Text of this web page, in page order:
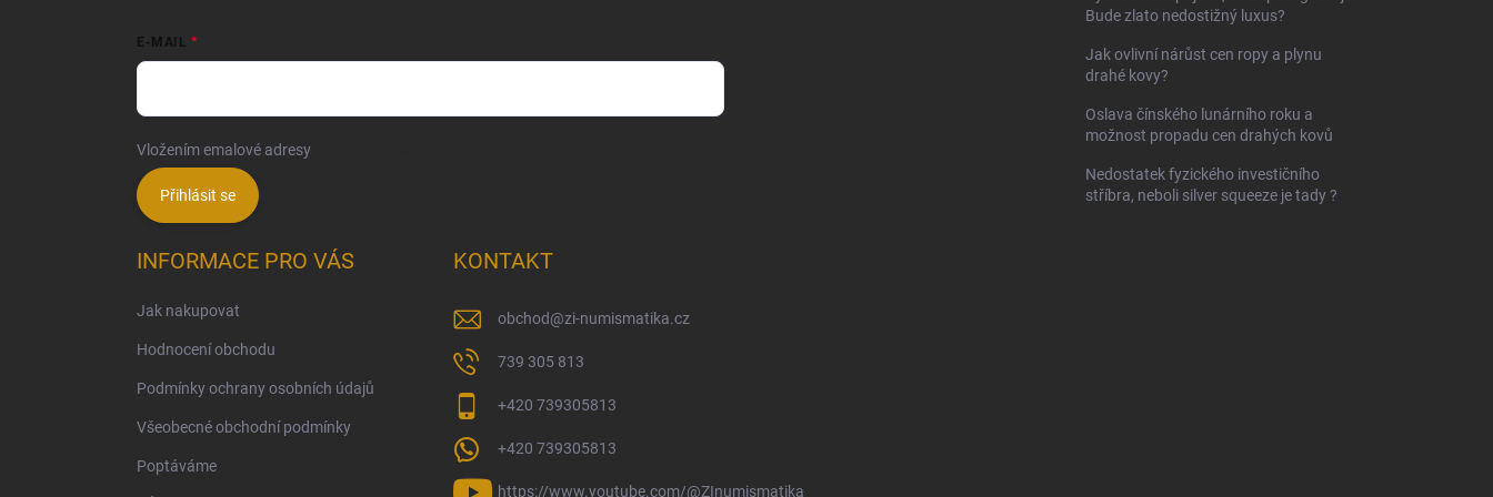
E-MAIL
Vložením emalové adresy
Přihlásit se
Bude zlato nedostižný luxus?
Jak ovlivní nárůst cen ropy a plynu
drahé kovy?
Oslava čínského lunárního roku a
možnost propadu cen drahých kovů
Nedostatek fyzického investičního
stříbra, neboli silver squeeze je tady ?
INFORMACE PRO VÁS
Jak nakupovat
Hodnocení obchodu
Podmínky ochrany osobních údajů
Všeobecné obchodní podmínky
Poptáváme
KONTAKT
obchod@zi-numismatika.cz
739 305 813
+420 739305813
+420 739305813
https://www.youtube.com/@ZInumismatika